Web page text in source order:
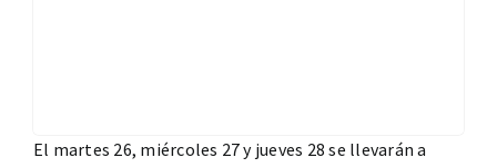
El martes 26, miércoles 27 y jueves 28 se llevarán a